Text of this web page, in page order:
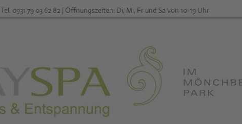
Tel. 0931 79 03 62 82 | Öffnungszeiten: Di, Mi, Fr und Sa von 10-19 Uhr